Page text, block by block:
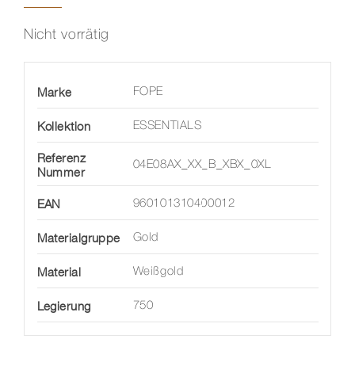
Nicht vorrätig
Marke FOPE
Kollektion ESSENTIALS
Referenz
Nummer
04E08AX_XX_B_XBX_0XL
EAN 960101310400012
Materialgruppe Gold
Material Weißgold
Legierung 750